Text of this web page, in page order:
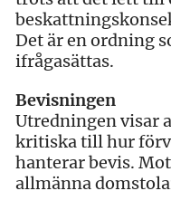
Det är en ordning
ifrågasättas.
Bevisningen
Utredningen visar
kritiska till hur
hanterar bevis.
allmänna